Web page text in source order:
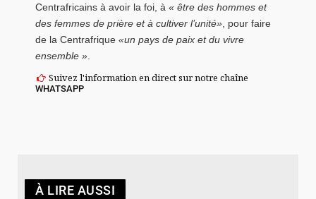
Centrafricains à avoir la foi, à « être des hommes et
des femmes de prière et à cultiver l’unité» , pour faire
de la Centrafrique «un pays de paix et du vivre
ensemble »
Suivez l'information en direct sur notre chaîne
WHATSAPP
À LIRE AUSSI